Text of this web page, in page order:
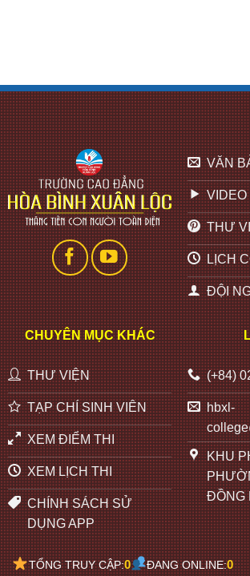
VĂN
VIDEO
THƯ
LỊCH
ĐỘI
CHUYÊN MỤC KHÁC
THƯ VIỆN
TẠP CHÍ SINH VIÊN
XEM ĐIỂM THI
XEM LỊCH THI
CHÍNH SÁCH SỬ
DỤNG APP
(+84)
hbxl-
KHU
ĐỒNG
TỔNG TRUY CẬP:0 ĐANG ONLINE:0